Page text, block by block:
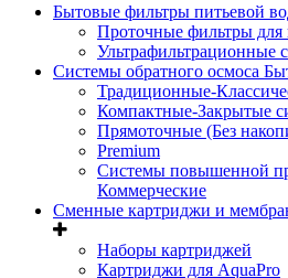
Бытовые фильтры питьевой
Проточные фильтры для
Ультрафильтрационные
Системы обратного осмоса
Традиционные-
Компактные-Закрытые
Прямоточные (Без
Premium
Системы повышенной
Коммерческие
Сменные картриджи и
Наборы картриджей
Картриджи для AquaPro